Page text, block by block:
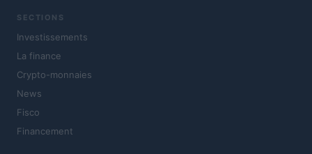
SECTIONS
Investissements
La finance
Crypto-monnaies
News
Fisco
Financement